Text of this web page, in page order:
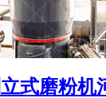
式磨粉机